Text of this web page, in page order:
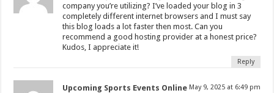
company you’re utilizing? I’ve loaded your blog in 3
completely different internet browsers and I must say
this blog loads a lot faster then most. Can you
recommend a good hosting provider at a honest price?
Kudos, I appreciate it!
Reply
Upcoming Sports Events Online May 9, 2025 at 6:49 pm